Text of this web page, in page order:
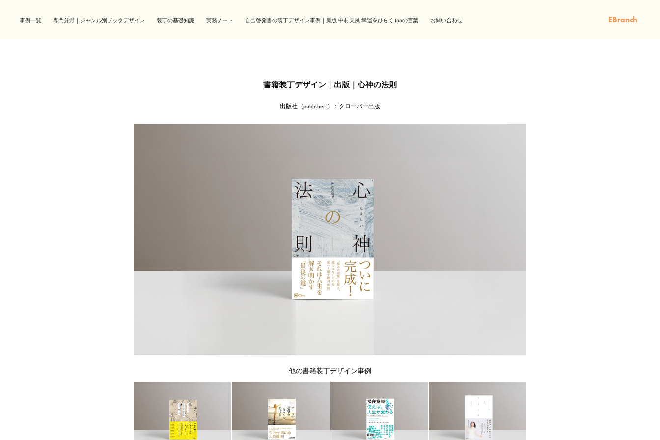
事例一覧 専門分野｜ジャンル別ブックデザイン 装丁の基礎知識 実務ノート 自己啓発書の装丁デザイン事例｜新版 中村天風 幸運をひらく166の言葉 お問い合わせ EBranch
書籍装丁デザイン｜出版｜心神の法則
出版社（publishers）：クローバー出版
他の書籍装丁デザイン事例